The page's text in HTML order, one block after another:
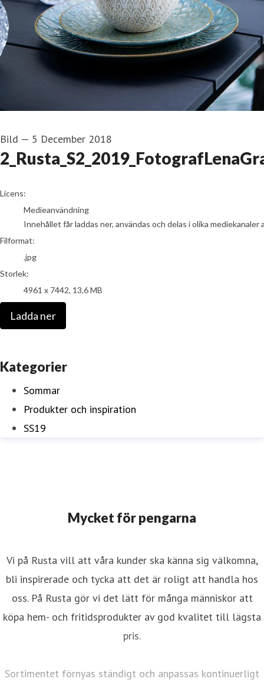
Bild — 5 December 2018
go to media item
Licens:
Medieanvändning
Innehållet får laddas ner, användas och delas i olika
Filformat:
.jpg
Storlek:
4961 x 7442, 13,6 MB
Ladda ner
Kategorier
Sommar
Produkter och inspiration
SS19
Mycket för pengarna
Vi på Rusta vill att våra kunder ska känna sig välkomna,
bli inspirerade och tycka att det är roligt att handla hos
oss. På Rusta gör vi det lätt för många människor att
köpa hem- och fritidsprodukter av god kvalitet till lägsta
pris.
Sortimentet förnyas ständigt och anpassas kontinuerligt